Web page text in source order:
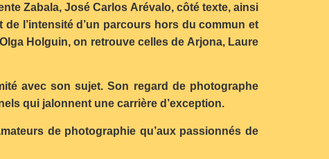
Zabala, José Carlos Arévalo, côté texte, ainsi
l’intensité d’un parcours hors du commun et
Holguin, on retrouve celles de Arjona, Laure
avec son sujet. Son regard de photographe
qui jalonnent une carrière d’exception.
de photographie qu’aux passionnés de